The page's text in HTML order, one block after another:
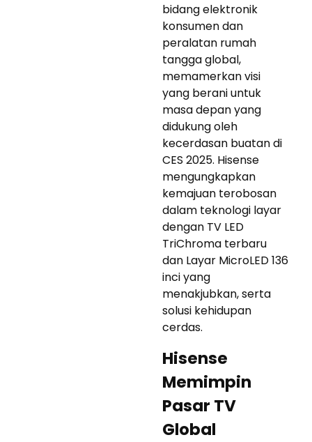
bidang elektronik
konsumen dan
peralatan rumah
tangga global,
memamerkan visi
yang berani untuk
masa depan yang
didukung oleh
kecerdasan buatan di
CES 2025. Hisense
mengungkapkan
kemajuan terobosan
dalam teknologi layar
dengan TV LED
TriChroma terbaru
dan Layar MicroLED 136
inci yang
menakjubkan, serta
solusi kehidupan
cerdas.
Hisense
Memimpin
Pasar TV
Global